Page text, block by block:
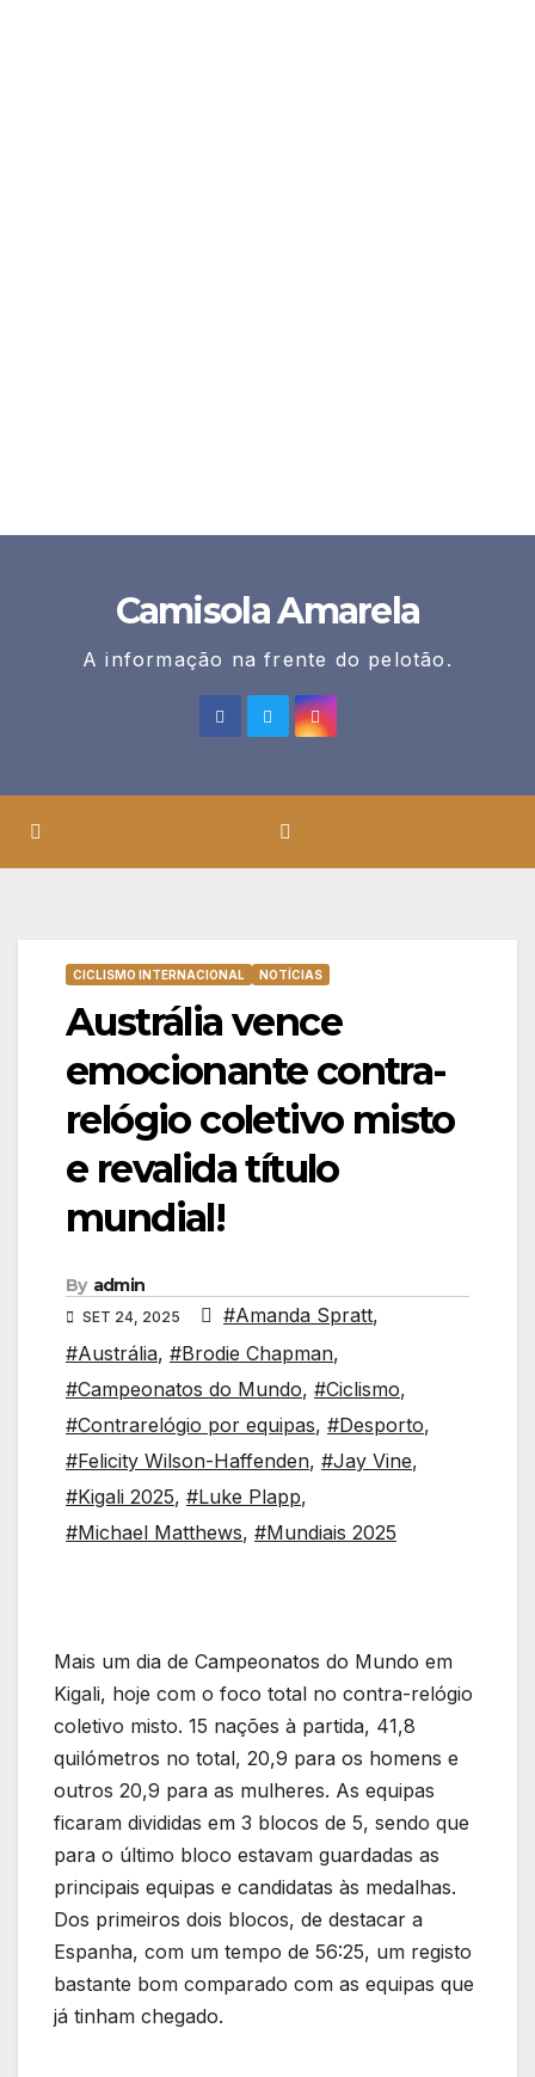
Camisola Amarela
A informação na frente do pelotão.
CICLISMO INTERNACIONAL NOTÍCIAS
Austrália vence
emocionante contra-
relógio coletivo misto
e revalida título
mundial!
By admin
SET 24, 2025 #Amanda Spratt,
#Austrália, #Brodie Chapman,
#Campeonatos do Mundo, #Ciclismo,
#Contrarelógio por equipas, #Desporto,
#Felicity Wilson-Haffenden, #Jay Vine,
#Kigali 2025, #Luke Plapp,
#Michael Matthews, #Mundiais 2025
Mais um dia de Campeonatos do Mundo em
Kigali, hoje com o foco total no contra-relógio
coletivo misto. 15 nações à partida, 41,8
quilómetros no total, 20,9 para os homens e
outros 20,9 para as mulheres. As equipas
ficaram divididas em 3 blocos de 5, sendo que
para o último bloco estavam guardadas as
principais equipas e candidatas às medalhas.
Dos primeiros dois blocos, de destacar a
Espanha, com um tempo de 56:25, um registo
bastante bom comparado com as equipas que
já tinham chegado.